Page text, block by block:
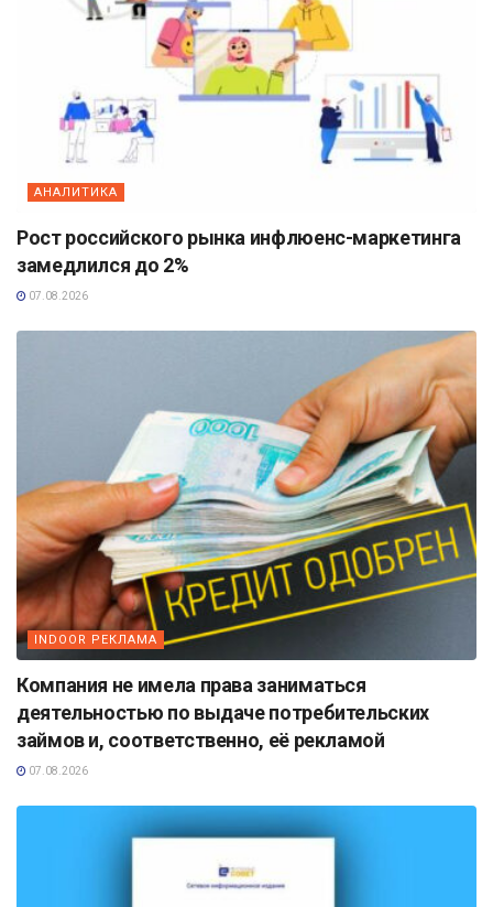
АНАЛИТИКА
Рост российского рынка инфлюенс-маркетинга
замедлился до 2%
07.08.2026
INDOOR РЕКЛАМА
Компания не имела права заниматься
деятельностью по выдаче потребительских
займов и, соответственно, её рекламой
07.08.2026